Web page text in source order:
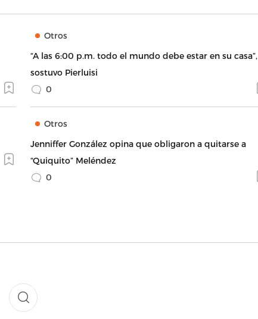
Otros
“A las 6:00 p.m. todo el mundo debe estar en su casa”,
sostuvo Pierluisi
0
Otros
Jenniffer González opina que obligaron a quitarse a
“Quiquito” Meléndez
0